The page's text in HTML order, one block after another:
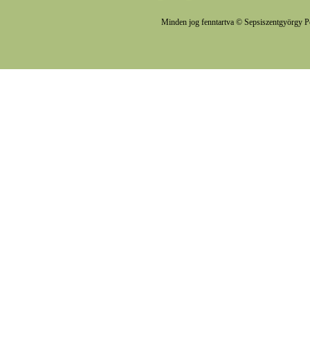
Minden jog fenntartva © Sepsiszentgyörgy